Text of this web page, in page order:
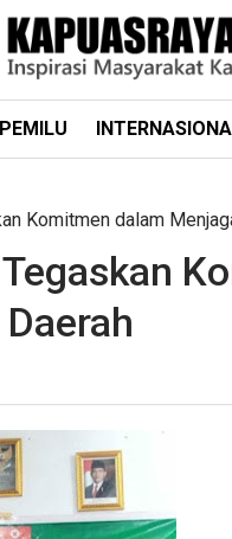
PEMILU
Komitmen dalam